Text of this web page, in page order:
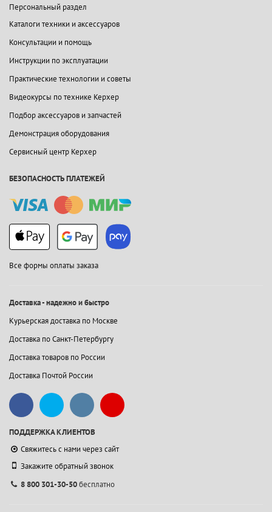
Персональный раздел
Каталоги техники и аксессуаров
Консультации и помощь
Инструкции по эксплуатации
Практические технологии и советы
Видеокурсы по технике Керхер
Подбор аксессуаров и запчастей
Демонстрация оборудования
Сервисный центр Керхер
БЕЗОПАСНОСТЬ ПЛАТЕЖЕЙ
Все формы оплаты заказа
Доставка - надежно и быстро
Курьерская доставка по Москве
Доставка по Санкт-Петербургу
Доставка товаров по России
Доставка Почтой России
ПОДДЕРЖКА КЛИЕНТОВ
Свяжитесь с нами через сайт
Закажите обратный звонок
8 800 301-30-50бесплатно